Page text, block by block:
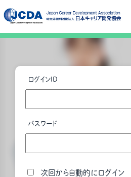
ログインID
パスワード
次回から自動的にログイン